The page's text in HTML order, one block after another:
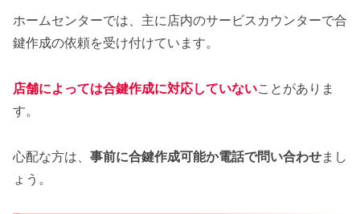
ホームセンターでは、主に店内のサービスカウンターで合
鍵作成の依頼を受け付けています。
店舗によっては合鍵作成に対応していないことがありま
す。
心配な方は、 事前に合鍵作成可能か電話で問い合わせまし
ょう。